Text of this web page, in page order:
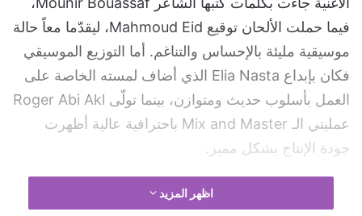
فيما حملت الألحان توقيع Mahmoud Eid، ليقدّما معاً حالة
موسيقية مليئة بالإحساس والتناغم. أما التوزيع الموسيقي
فكان بإبداع Elia Nasta الذي أضاف لمسته الخاصة على
العمل بأسلوب حديث ومتوازن، بينما تولّى Roger Abi Akl
عمليتي الـ Mix and Master باحترافية عالية أظهرت
جودة الإنتاج بشكل مميز.
ويُتوقع أن تحقق “Law Eltellak” انتشاراً واسعاً بين محبّياظهر المزيد